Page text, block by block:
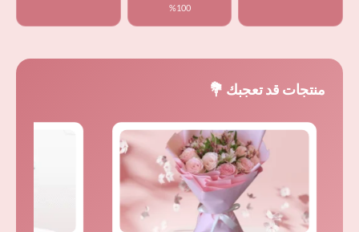
100%
منتجات قد تعجبك 💐
السعر
الأصلي
هو:
ر.س 115,00.
السعر
الحالي
هو:
ر.س 99,00.